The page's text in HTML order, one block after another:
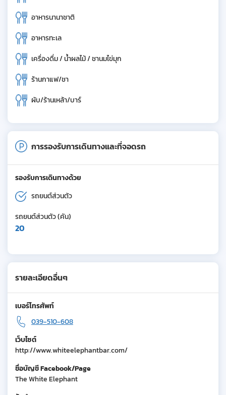
อาหารนานาชาติ
อาหารทะเล
เครื่องดื่ม / น้ำผลไม้ / ชานมไข่มุก
ร้านกาแฟ/ชา
ผับ/ร้านเหล้า/บาร์
การรองรับการเดินทางและที่จอดรถ
รองรับการเดินทางด้วย
รถยนต์ส่วนตัว
รถยนต์ส่วนตัว (คัน)
20
รายละเอียดอื่นๆ
เบอร์โทรศัพท์
039-510-608
เว็บไซต์
http://www.whiteelephantbar.com/
ชื่อบัญชี Facebook/Page
The White Elephant